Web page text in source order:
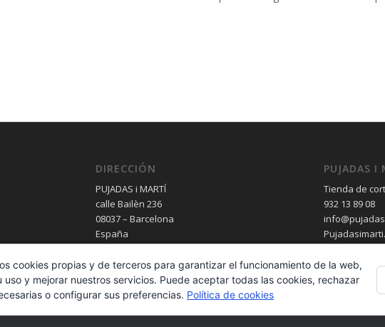
DIRECCIÓN
PUJADAS i MARTÍ
calle Bailèn 236
08037 – Barcelona
España
PUJADAS I
Tienda de
932 13 89 08
08037 – Barcelona – España - 932 13 89 08 - - Desarrollo Web por
cookies propias y de terceros para garantizar el funcionamiento de la web,
uso y mejorar nuestros servicios. Puede aceptar todas las cookies, rechazar
o configurar sus preferencias. Política de cookies